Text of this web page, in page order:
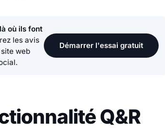
où ils font
les avis
web
Démarrer l'essai gratuit
Q&R